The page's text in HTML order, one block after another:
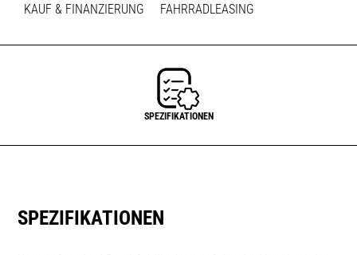
KAUF & FINANZIERUNG FAHRRADLEASING
SPEZIFIKATIONEN
SPEZIFIKATIONEN